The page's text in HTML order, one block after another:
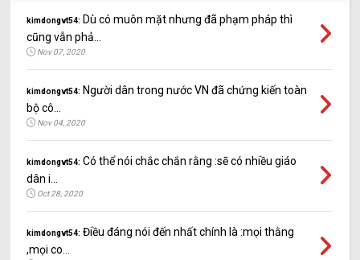
kimdongvt54: Dù có muôn mặt nhưng đã phạm pháp thì
cũng vẫn phả...
Nov 07, 2020
kimdongvt54: Người dân trong nước VN đã chứng kiến toàn
bộ cô...
Nov 04, 2020
kimdongvt54: Có thể nói chắc chắn rằng :sẽ có nhiều giáo
dân i...
Oct 28, 2020
kimdongvt54: Điều đáng nói đến nhất chính là :mọi thằng
,mọi co...